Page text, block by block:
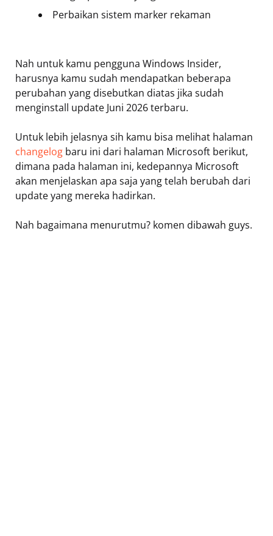
Perbaikan sistem marker rekaman
Nah untuk kamu pengguna Windows Insider,
harusnya kamu sudah mendapatkan beberapa
perubahan yang disebutkan diatas jika sudah
menginstall update Juni 2026 terbaru.
Untuk lebih jelasnya sih kamu bisa melihat halaman
changelog baru ini dari halaman Microsoft berikut,
dimana pada halaman ini, kedepannya Microsoft
akan menjelaskan apa saja yang telah berubah dari
update yang mereka hadirkan.
Nah bagaimana menurutmu? komen dibawah guys.